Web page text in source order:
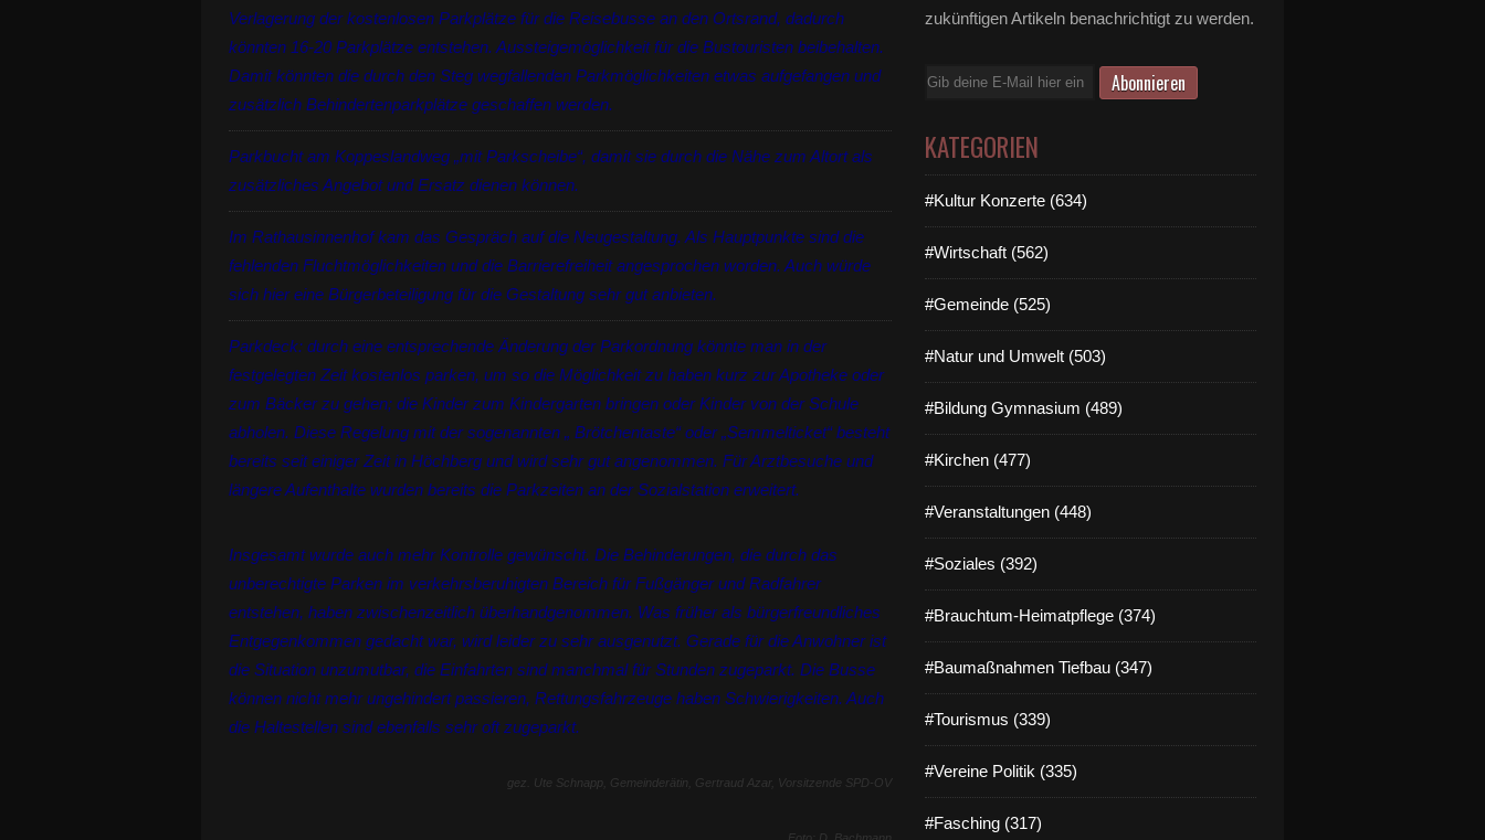
Verlagerung der kostenlosen Parkplätze für die Reisebusse an den Ortsrand, dadurch
könnten 16-20 Parkplätze entstehen. Aussteigemöglichkeit für die Bustouristen beibehalten.
Damit könnten die durch den Steg wegfallenden Parkmöglichkeiten etwas aufgefangen und
zusätzlich Behindertenparkplätze geschaffen werden.
Parkbucht am Koppeslandweg „mit Parkscheibe“, damit sie durch die Nähe zum Altort als
zusätzliches Angebot und Ersatz dienen können.
Im Rathausinnenhof kam das Gespräch auf die Neugestaltung. Als Hauptpunkte sind die
fehlenden Fluchtmöglichkeiten und die Barrierefreiheit angesprochen worden. Auch würde
sich hier eine Bürgerbeteiligung für die Gestaltung sehr gut anbieten.
Parkdeck: durch eine entsprechende Änderung der Parkordnung könnte man in der
festgelegten Zeit kostenlos parken, um so die Möglichkeit zu haben kurz zur Apotheke oder
zum Bäcker zu gehen; die Kinder zum Kindergarten bringen oder Kinder von der Schule
abholen. Diese Regelung mit der sogenannten „ Brötchentaste“ oder „Semmelticket“ besteht
bereits seit einiger Zeit in Höchberg und wird sehr gut angenommen. Für Arztbesuche und
längere Aufenthalte wurden bereits die Parkzeiten an der Sozialstation erweitert.
Insgesamt wurde auch mehr Kontrolle gewünscht. Die Behinderungen, die durch das
unberechtigte Parken im verkehrsberuhigten Bereich für Fußgänger und Radfahrer
entstehen, haben zwischenzeitlich überhandgenommen. Was früher als bürgerfreundliches
Entgegenkommen gedacht war, wird leider zu sehr ausgenutzt. Gerade für die Anwohner ist
die Situation unzumutbar, die Einfahrten sind manchmal für Stunden zugeparkt. Die Busse
können nicht mehr ungehindert passieren, Rettungsfahrzeuge haben Schwierigkeiten. Auch
die Haltestellen sind ebenfalls sehr oft zugeparkt.
gez. Ute Schnapp, Gemeinderätin, Gertraud Azar, Vorsitzende SPD-OV
zukünftigen Artikeln benachrichtigt zu werden.
E-
KATEGORIEN
#Kultur Konzerte (634)
#Wirtschaft (562)
#Gemeinde (525)
#Natur und Umwelt (503)
#Bildung Gymnasium (489)
#Kirchen (477)
#Veranstaltungen (448)
#Soziales (392)
#Brauchtum-Heimatpflege (374)
#Baumaßnahmen Tiefbau (347)
#Tourismus (339)
#Vereine Politik (335)
#Fasching (317)